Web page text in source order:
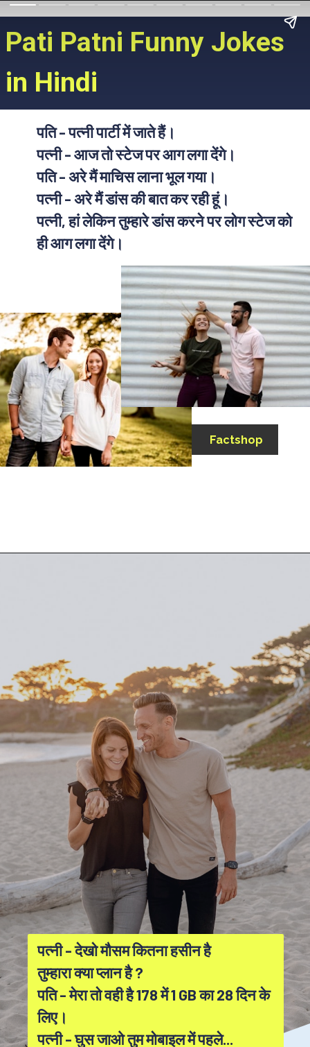
Factshop
Pati Patni Funny Jokes
in Hindi
पति - पत्नी पार्टी में जाते हैं।
पत्नी - आज तो स्टेज पर आग लगा देंगे।
पति - अरे मैं माचिस लाना भूल गया।
पत्नी - अरे मैं डांस की बात कर रही हूं।
पत्नी, हां लेकिन तुम्हारे डांस करने पर लोग स्टेज को
ही आग लगा देंगे।
पत्नी - देखो मौसम कितना हसीन है
तुम्हारा क्या प्लान है ?
पति - मेरा तो वही है 178 में 1 GB का 28 दिन के
लिए।
पत्नी - घुस जाओ तुम मोबाइल में पहले...